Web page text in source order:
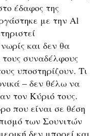
έδαφος της
με την Al
και δεν θα
συναδέλφους
υποστηρίζουν. Τι
– δεν θέλω να
τον Κύριό τους.
που είναι σε θέση
των Σουνιτών
δεν μπορεί και